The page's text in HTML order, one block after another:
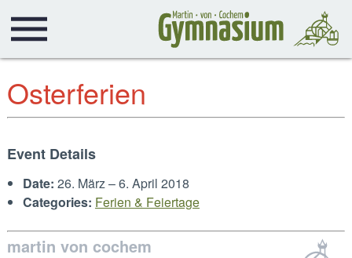
Osterferien
Event Details
Date: 26. März–6. April 2018
Categories: Ferien & Feiertage
martin von cochem